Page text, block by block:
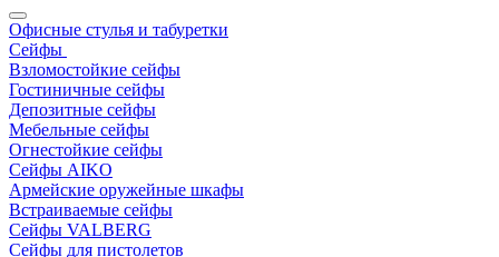
Офисные стулья и табуретки
Сейфы
Взломостойкие сейфы
Гостиничные сейфы
Депозитные сейфы
Мебельные сейфы
Огнестойкие сейфы
Сейфы AIKO
Армейские оружейные шкафы
Встраиваемые сейфы
Сейфы VALBERG
Сейфы для пистолетов